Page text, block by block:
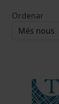
Ordenar